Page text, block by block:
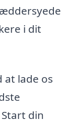
i dit
at lade os
din